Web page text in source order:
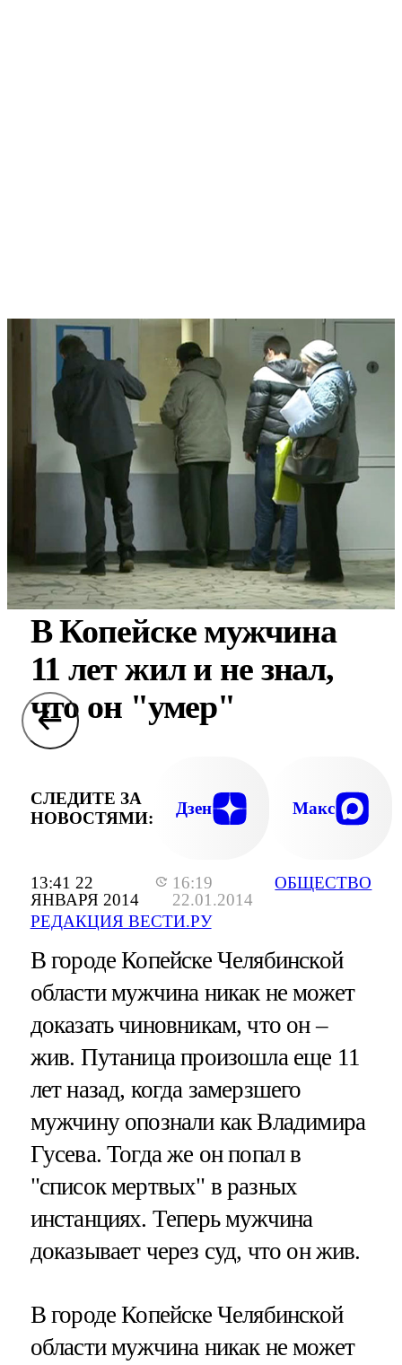
13:41 22
ЯНВАРЯ 2014
16:19
22.01.2014
РЕДАКЦИЯ ВЕСТИ.РУ
ОБЩЕСТВО
В Копейске мужчина
11 лет жил и не знал,
что он "умер"
СЛЕДИТЕ ЗА
НОВОСТЯМИ:
Дзен Макс
В городе Копейске Челябинской
области мужчина никак не может
доказать чиновникам, что он –
жив. Путаница произошла еще 11
лет назад, когда замерзшего
мужчину опознали как Владимира
Гусева. Тогда же он попал в
"список мертвых" в разных
инстанциях. Теперь мужчина
доказывает через суд, что он жив.
В городе Копейске Челябинской
области мужчина никак не может